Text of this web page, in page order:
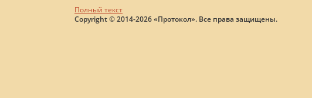
Полный текст
Copyright © 2014-2026 «Протокол». Все права защищены.